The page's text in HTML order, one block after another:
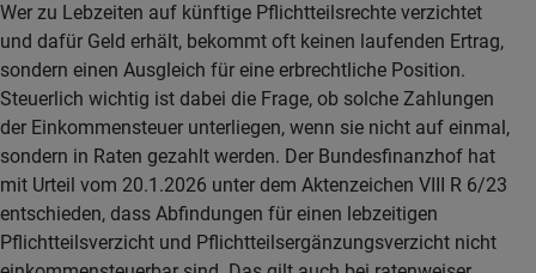
Wer zu Lebzeiten auf künftige Pflichtteilsrechte verzichtet
und dafür Geld erhält, bekommt oft keinen laufenden Ertrag,
sondern einen Ausgleich für eine erbrechtliche Position.
Steuerlich wichtig ist dabei die Frage, ob solche Zahlungen
der Einkommensteuer unterliegen, wenn sie nicht auf einmal,
sondern in Raten gezahlt werden. Der Bundesfinanzhof hat
mit Urteil vom 20.1.2026 unter dem Aktenzeichen VIII R 6/23
entschieden, dass Abfindungen für einen lebzeitigen
Pflichtteilsverzicht und Pflichtteilsergänzungsverzicht nicht